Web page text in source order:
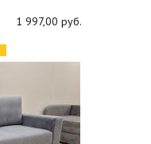
1 997,00 руб.